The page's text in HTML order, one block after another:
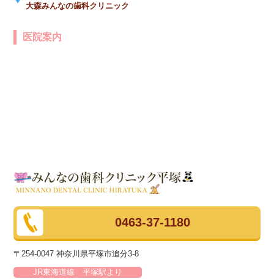
大森みんなの歯科クリニック
医院案内
0463-37-1180
〒254-0047 神奈川県平塚市追分3-8
JR東海道線 平塚駅より